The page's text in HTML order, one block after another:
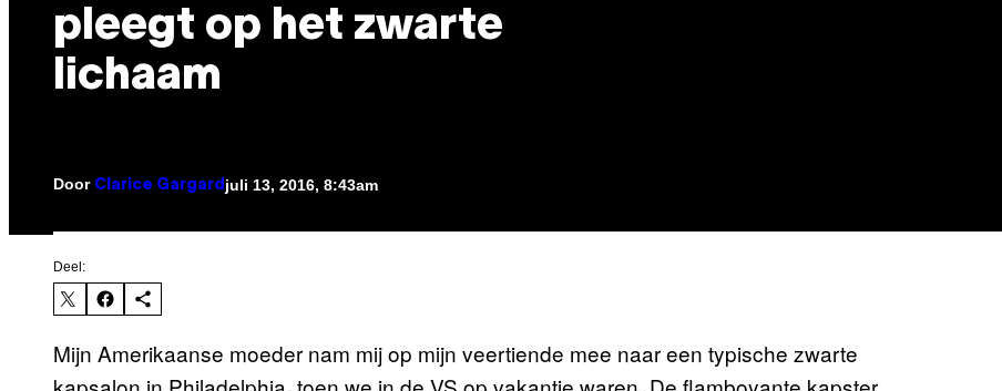
pleegt op het zwarte
lichaam
Door Clarice Gargard juli 13, 2016, 8:43am
Deel:
Mijn Amerikaanse moeder nam mij op mijn veertiende mee naar een typische zwarte